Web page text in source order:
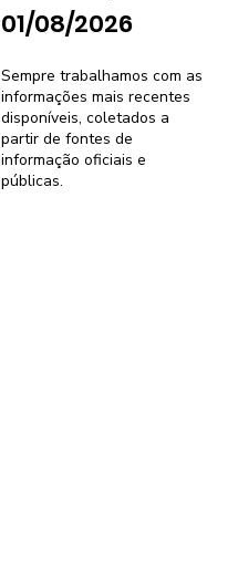
01/08/2026
Sempre trabalhamos com as
informações mais recentes
disponíveis, coletados a
partir de fontes de
informação oficiais e
públicas.